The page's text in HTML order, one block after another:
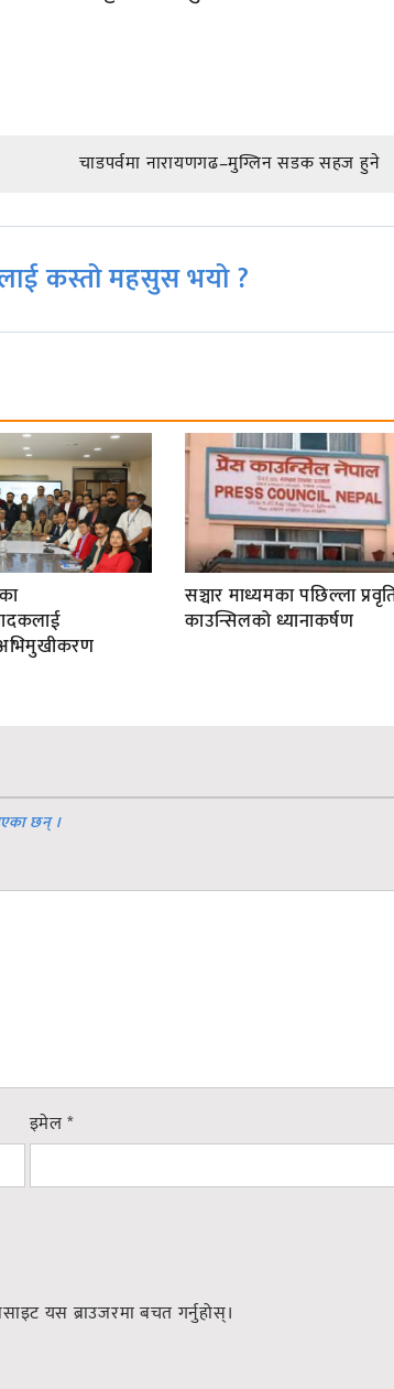
चाडपर्वमा नारायणगढ–मुग्लिन सडक सहज हुने
कस्तो महसुस भयो ?
सञ्चार माध्यमका पछिल्ला
काउन्सिलको ध्यानाकर्षण
छन् ।
इमेल*
यस ब्राउजरमा बचत गर्नुहोस्।